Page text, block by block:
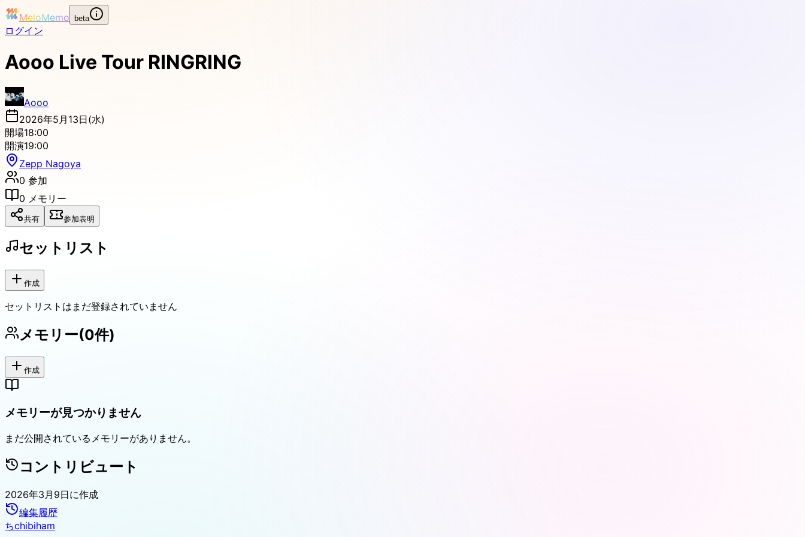
MeloMemo beta
ログイン
Aooo Live Tour RINGRING
Aooo
2026年5月13日(水)
開場18:00
開演19:00
Zepp Nagoya
0 参加
0 メモリー
共有 参加表明
セットリスト
作成
セットリストはまだ登録されていません
メモリー(0件)
作成
メモリーが見つかりません
まだ公開されているメモリーがありません。
コントリビュート
2026年3月9日に作成
編集履歴
ちchibiham